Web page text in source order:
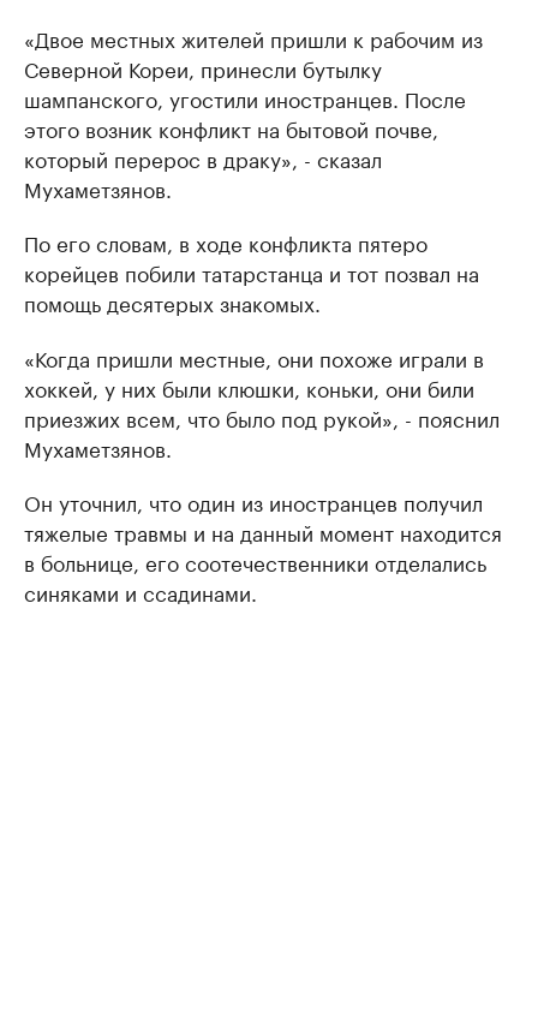
«Двое местных жителей пришли к рабочим из
Северной Кореи, принесли бутылку
шампанского, угостили иностранцев. После
этого возник конфликт на бытовой почве,
который перерос в драку», - сказал
Мухаметзянов.
По его словам, в ходе конфликта пятеро
корейцев побили татарстанца и тот позвал на
помощь десятерых знакомых.
«Когда пришли местные, они похоже играли в
хоккей, у них были клюшки, коньки, они били
приезжих всем, что было под рукой», - пояснил
Мухаметзянов.
Он уточнил, что один из иностранцев получил
тяжелые травмы и на данный момент находится
в больнице, его соотечественники отделались
синяками и ссадинами.